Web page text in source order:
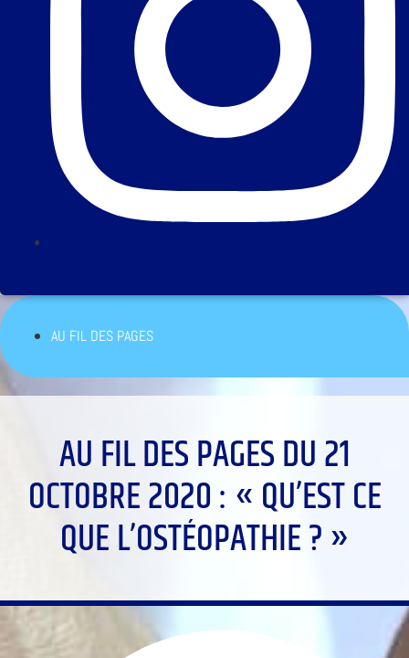
AU FIL DES PAGES
AU FIL DES PAGES DU 21
OCTOBRE 2020 : « QU’EST CE
QUE L’OSTÉOPATHIE ? »